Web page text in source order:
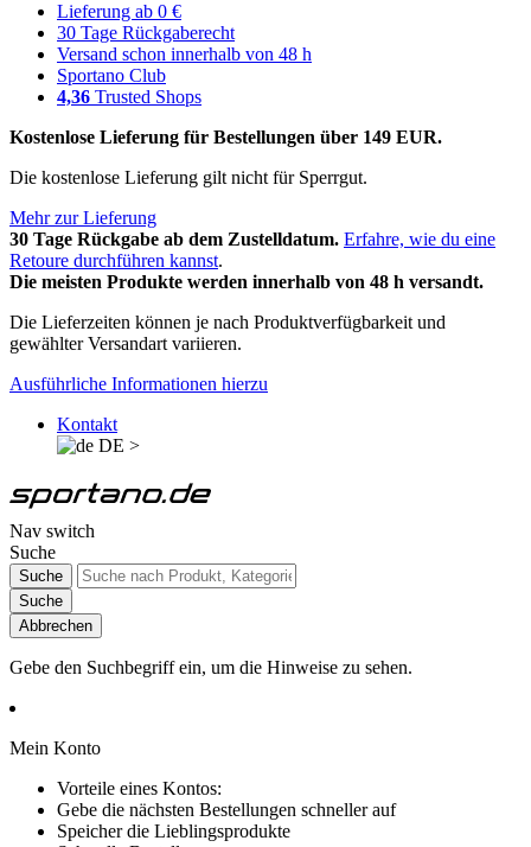
Lieferung ab 0 €
30 Tage Rückgaberecht
Versand schon innerhalb von 48 h
Sportano Club
4,36 Trusted Shops
Kostenlose Lieferung für Bestellungen über 149 EUR.
Die kostenlose Lieferung gilt nicht für Sperrgut.
Mehr zur Lieferung
30 Tage Rückgabe ab dem Zustelldatum. Erfahre, wie du eine
Retoure durchführen kannst.
Die meisten Produkte werden innerhalb von 48 h versandt.
Die Lieferzeiten können je nach Produktverfügbarkeit und
gewählter Versandart variieren.
Ausführliche Informationen hierzu
Kontakt
DE >
Nav switch
Suche
Suche
Suche
Abbrechen
Gebe den Suchbegriff ein, um die Hinweise zu sehen.
Mein Konto
Vorteile eines Kontos:
Gebe die nächsten Bestellungen schneller auf
Speicher die Lieblingsprodukte